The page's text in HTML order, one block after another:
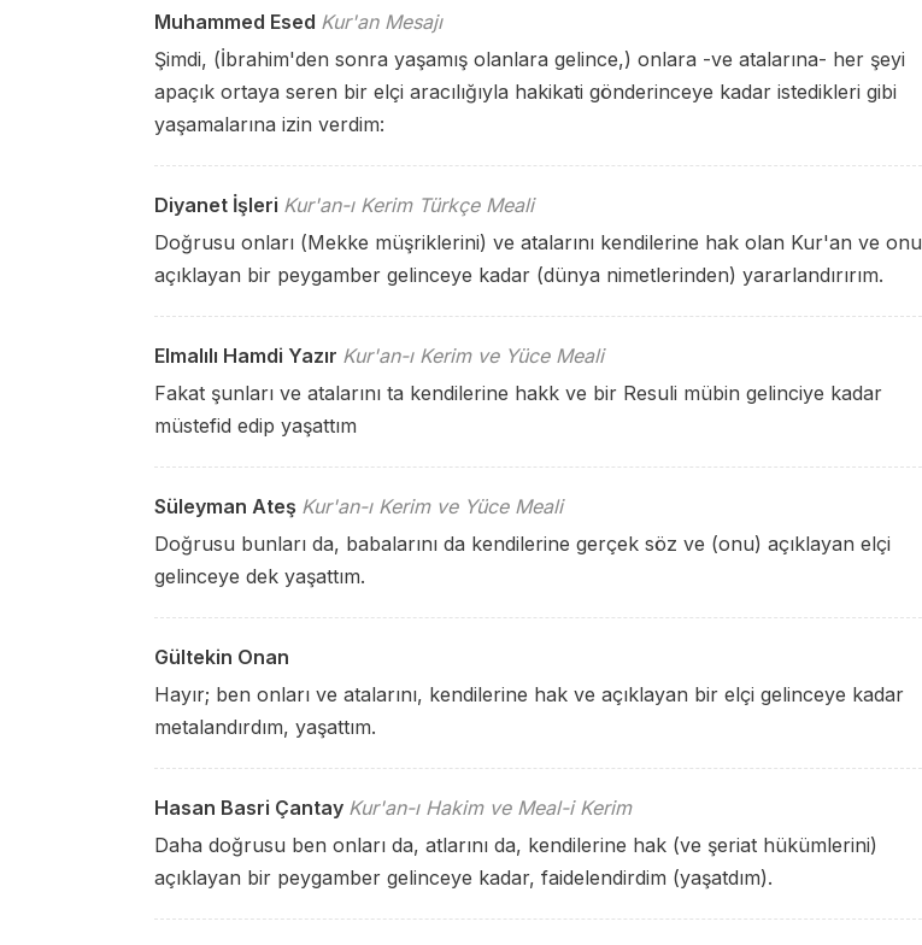
Muhammed Esed Kur'an Mesajı
Şimdi, (İbrahim'den sonra yaşamış olanlara gelince,) onlara -ve atalarına- her şeyi
apaçık ortaya seren bir elçi aracılığıyla hakikati gönderinceye kadar istedikleri gibi
yaşamalarına izin verdim:
Diyanet İşleri Kur'an-ı Kerim Türkçe Meali
Doğrusu onları (Mekke müşriklerini) ve atalarını kendilerine hak olan Kur'an ve onu
açıklayan bir peygamber gelinceye kadar (dünya nimetlerinden) yararlandırırım.
Elmalılı Hamdi Yazır Kur'an-ı Kerim ve Yüce Meali
Fakat şunları ve atalarını ta kendilerine hakk ve bir Resuli mübin gelinciye kadar
müstefid edip yaşattım
Süleyman Ateş Kur'an-ı Kerim ve Yüce Meali
Doğrusu bunları da, babalarını da kendilerine gerçek söz ve (onu) açıklayan elçi
gelinceye dek yaşattım.
Gültekin Onan
Hayır; ben onları ve atalarını, kendilerine hak ve açıklayan bir elçi gelinceye kadar
metalandırdım, yaşattım.
Hasan Basri Çantay Kur'an-ı Hakim ve Meal-i Kerim
Daha doğrusu ben onları da, atlarını da, kendilerine hak (ve şeriat hükümlerini)
açıklayan bir peygamber gelinceye kadar, faidelendirdim (yaşatdım).